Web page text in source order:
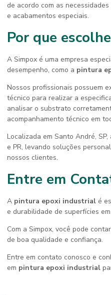
de acordo com as
e acabamentos especiais.
Por que
A Simpox é uma empresa
desempenho, como a pintura
Nossos profissionais possuem
técnico para realizar a
analisar o substrato
acompanhamento técnico em
Localizada em Santo André,
e PR, levando soluções
nossos clientes.
Entre em
A pintura epoxi industrial é
e durabilidade de superfícies
Com a Simpox, você pode
de boa qualidade e confiança.
Entre em contato conosco e
em pintura epoxi industrial